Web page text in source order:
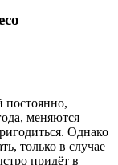
постоянно,
меняются
Однако
только в случае
придёт в